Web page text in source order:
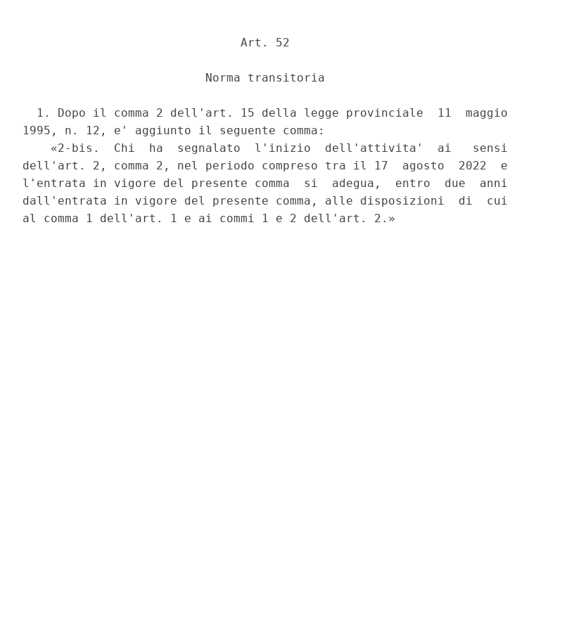
                               Art. 52
                          Norma transitoria
  1. Dopo il comma 2 dell'art. 15 della legge provinciale  11  maggio
1995, n. 12, e' aggiunto il seguente comma:
    «2-bis.  Chi  ha  segnalato  l'inizio  dell'attivita'  ai   sensi
dell'art. 2, comma 2, nel periodo compreso tra il 17  agosto  2022  e
l'entrata in vigore del presente comma  si  adegua,  entro  due  anni
dall'entrata in vigore del presente comma, alle disposizioni  di  cui